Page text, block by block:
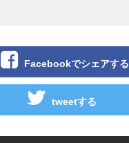
Facebookでシェアする
tweetする